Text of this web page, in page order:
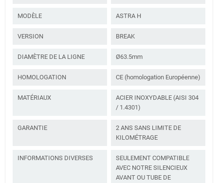
MODÈLE ASTRA H
VERSION BREAK
DIAMÈTRE DE LA LIGNE Ø63.5mm
HOMOLOGATION CE (homologation Européenne)
MATÉRIAUX
ACIER INOXYDABLE (AISI 304
/ 1.4301)
GARANTIE
2 ANS SANS LIMITE DE
KILOMÉTRAGE
INFORMATIONS DIVERSES
SEULEMENT COMPATIBLE
AVEC NOTRE SILENCIEUX
AVANT OU TUBE DE